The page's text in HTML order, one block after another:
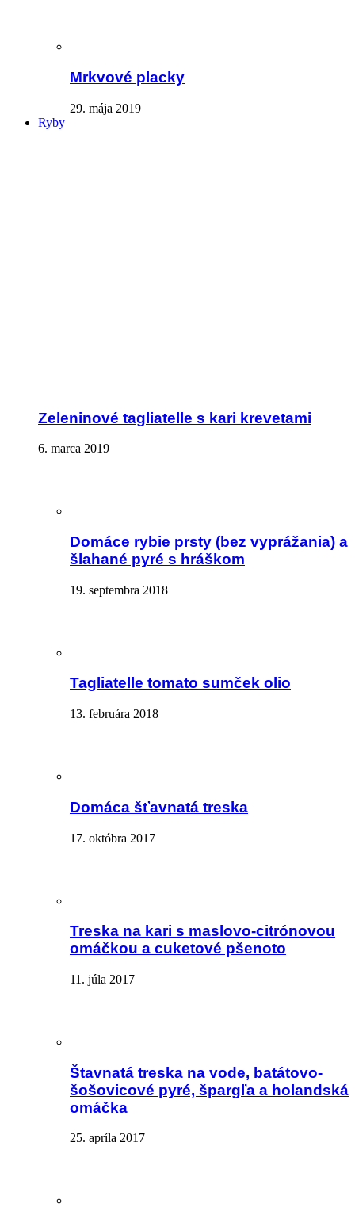
Mrkvové placky
29. mája 2019
Ryby
Zeleninové tagliatelle s kari krevetami
6. marca 2019
Domáce rybie prsty (bez vyprážania) a
šlahané pyré s hráškom
19. septembra 2018
Tagliatelle tomato sumček olio
13. februára 2018
Domáca šťavnatá treska
17. októbra 2017
Treska na kari s maslovo-citrónovou
omáčkou a cuketové pšenoto
11. júla 2017
Štavnatá treska na vode, batátovo-
šošovicové pyré, špargľa a holandská
omáčka
25. apríla 2017